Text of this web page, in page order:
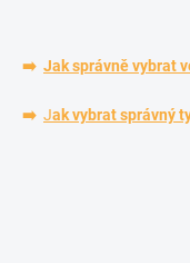
➡️ Jak správně vybrat
➡️ Jak vybrat správný